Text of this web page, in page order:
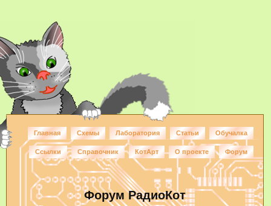
Главная Схемы Лаборатория Статьи Обучалка
Ссылки Справочник КотАрт О проекте Форум
Форум РадиоКот